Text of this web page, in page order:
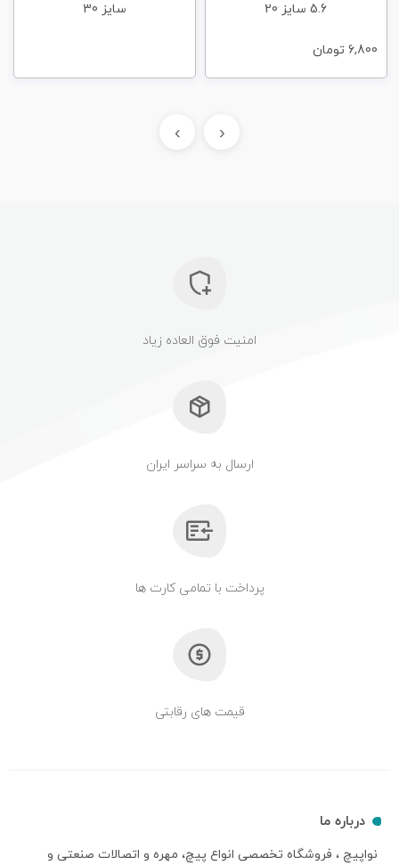
5.6 سایز 20
6,800 تومان
سایز 30
‹
›
امنیت فوق العاده زیاد
ارسال به سراسر ایران
پرداخت با تمامی کارت ها
قیمت های رقابتی
درباره ما
نواپیچ ، فروشگاه تخصصی انواع پیچ، مهره و اتصالات صنعتی و